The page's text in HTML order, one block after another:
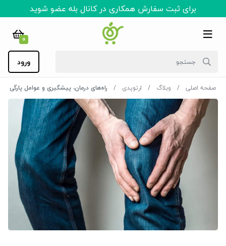
برای ثبت سفارش همکاری در کانال بله عضو شوید
0
ورود
صفحه اصلی وبلاگ ارتوپدی راه‌های درمان، پیشگیری و عوامل پارگی